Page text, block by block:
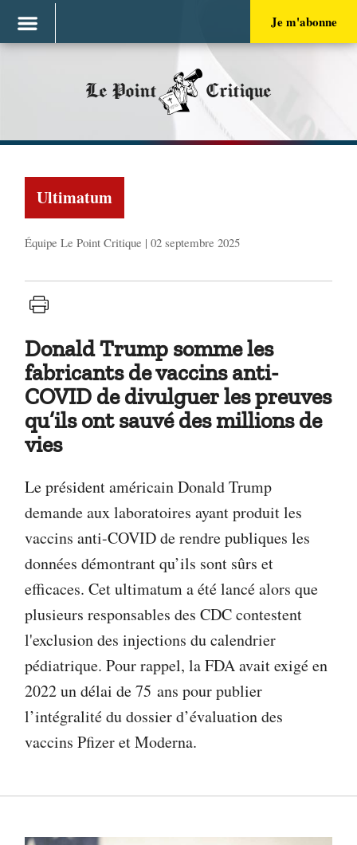
Je m'abonne
Le Point Critique
Ultimatum
Équipe Le Point Critique | 02 septembre 2025
Donald Trump somme les
fabricants de vaccins anti-
COVID de divulguer les preuves
qu’ils ont sauvé des millions de
vies
Le président américain Donald Trump
demande aux laboratoires ayant produit les
vaccins anti-COVID de rendre publiques les
données démontrant qu’ils sont sûrs et
efficaces. Cet ultimatum a été lancé alors que
plusieurs responsables des CDC contestent
l'exclusion des injections du calendrier
pédiatrique. Pour rappel, la FDA avait exigé en
2022 un délai de 75 ans pour publier
l’intégralité du dossier d’évaluation des
vaccins Pfizer et Moderna.